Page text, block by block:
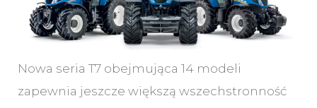
Nowa seria T7 obejmująca 14 modeli
zapewnia jeszcze większą wszechstronność